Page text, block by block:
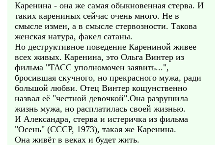
Каренина - она же самая обыкновенная стерва. И
таких карениных сейчас очень много. Не в
смысле измен, а в смысле стервозности. Такова
женская натура, факел сатаны.
Но деструктивное поведение Карениной живее
всех живых. Каренина, это Ольга Винтер из
фильма "ТАСС уполномочен заявить...",
бросившая скучного, но прекрасного мужа, ради
большой любви. Отец Винтер кощунственно
назвал её "честной девочкой".Она разрушила
жизнь мужа, но расплатилась своей жизнью.
И Александра, стерва и истеричка из фильма
"Осень" (СССР, 1973), такая же Каренина.
Она живёт в веках и будет жить.